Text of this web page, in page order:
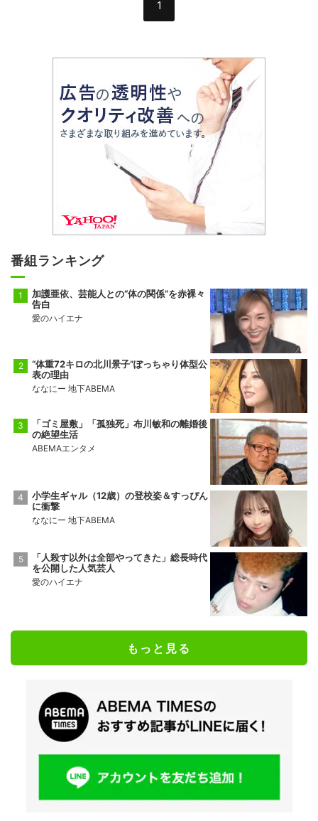
1
番組ランキング
加護亜依、芸能人との“体の関係”を赤裸々
告白
愛のハイエナ
“体重72キロの北川景子”ぽっちゃり体型公
表の理由
ななにー 地下ABEMA
「ゴミ屋敷」「孤独死」布川敏和の離婚後
の絶望生活
ABEMAエンタメ
小学生ギャル（12歳）の登校姿＆すっぴん
に衝撃
ななにー 地下ABEMA
「人殺す以外は全部やってきた」総長時代
を公開した人気芸人
愛のハイエナ
もっと見る